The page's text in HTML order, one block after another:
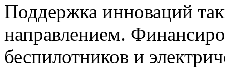
Поддержка инноваций
направлением.
беспилотников и